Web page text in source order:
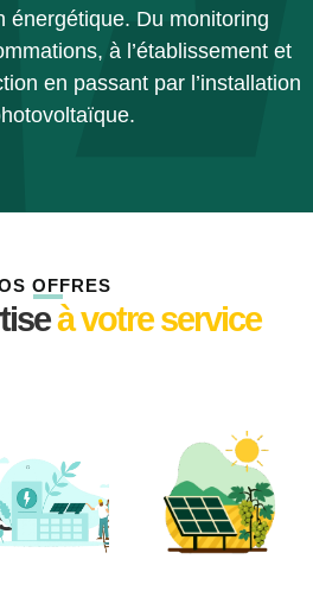
énergétique. Du monitoring
à l’établissement et
en passant par l’installation
OFFRES
à votre service